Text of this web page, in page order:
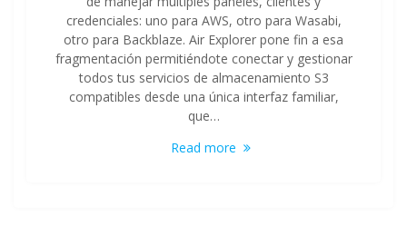
credenciales: uno para AWS, otro para Wasabi,
otro para Backblaze. Air Explorer pone fin a esa
fragmentación permitiéndote conectar y gestionar
todos tus servicios de almacenamiento S3
compatibles desde una única interfaz familiar,
que…
Read more